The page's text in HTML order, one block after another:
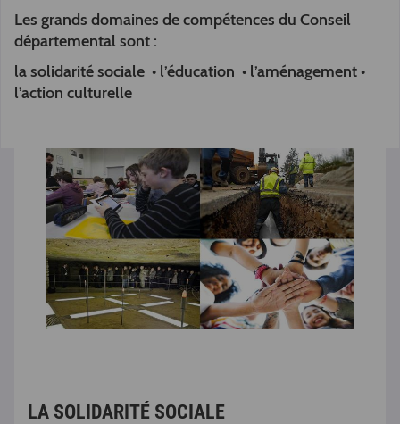
Les grands domaines de compétences du Conseil
départemental sont :
la solidarité sociale • l’éducation • l’aménagement •
l’action culturelle
LA SOLIDARITÉ SOCIALE